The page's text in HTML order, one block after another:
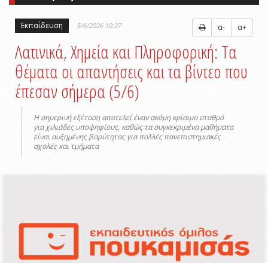
Εκπαίδευση 5/6/2026 10:27 α- α+
Λατινικά, Χημεία και Πληροφορική: Τα
θέματα οι απαντήσεις και τα βίντεο που
έπεσαν σήμερα (5/6)
Η σημερινή εξέταση αποτελεί έναν ακόμη κρίσιμο σταθμό
για χιλιάδες υποψηφίους, καθώς τα συγκεκριμένα μαθήματα
είναι αυξημένης βαρύτητας για πολλές πανεπιστημιακές
σχολές και τμήματα